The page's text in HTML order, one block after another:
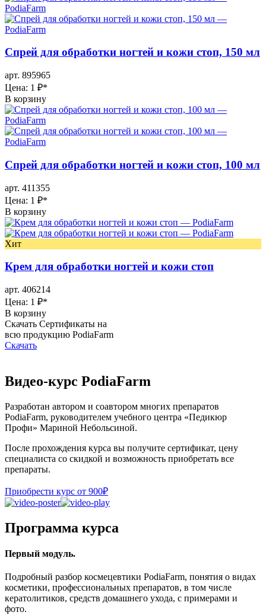
Спрей для обработки ногтей и кожи стоп, 150 мл
арт. 895965
Цена: 1 ₽*
В корзину
Спрей для обработки ногтей и кожи стоп, 100 мл
арт. 411355
Цена: 1 ₽*
В корзину
Хит
Крем для обработки ногтей и кожи стоп
арт. 406214
Цена: 1 ₽*
В корзину
Скачать Сертификаты на
всю продукцию PodiaFarm
Скачать
Видео-курс PodiaFarm
Разработан автором и соавтором многих препаратов
PodiaFarm, руководителем учебного центра «Педикюр
Профи» Мариной Небольсиной.
После прохождения курса вы получите сертификат, цену
специалиста со скидкой и возможность приобретать все
препараты.
Приобрести курс от 900₽
Программа курса
Первый модуль.
Подробный разбор космецевтики PodiaFarm, понятия о видах
косметики, профессиональных препаратов, в том числе
кератолитиков, средств домашнего ухода, с примерами и
фото.